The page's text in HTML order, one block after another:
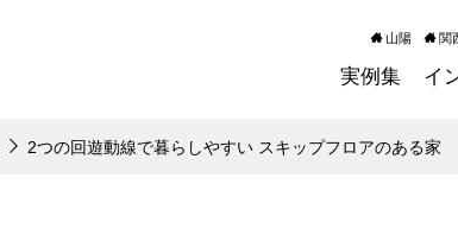
山陽 関
実例集 イ
2つの回遊動線で暮らしやすい スキップフロアのある家